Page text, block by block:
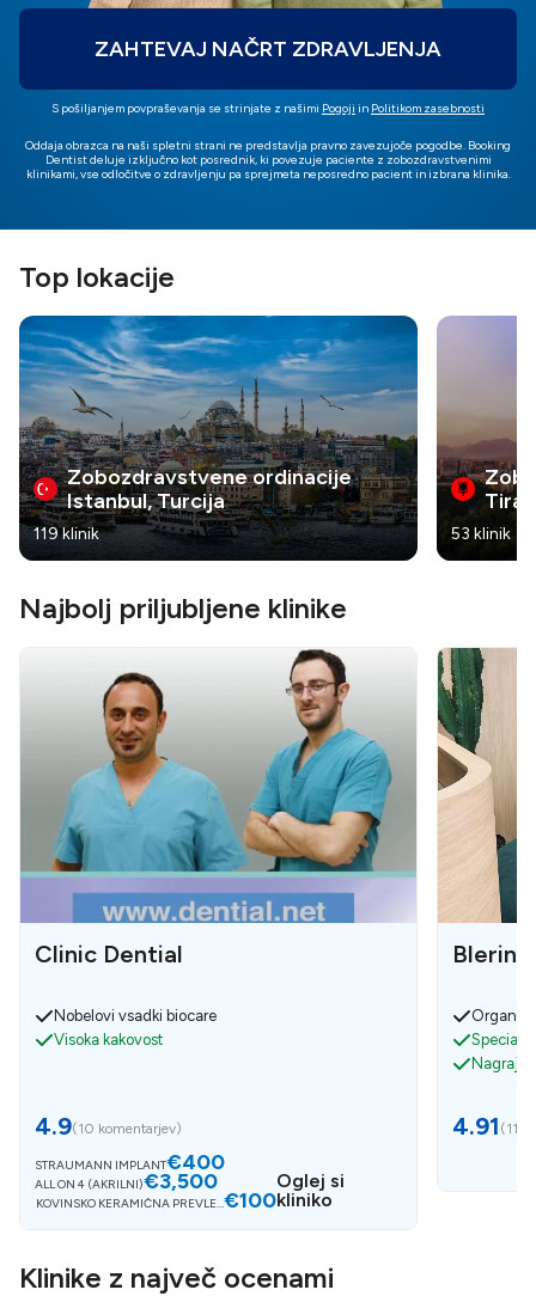
ZAHTEVAJ NAČRT ZDRAVLJENJA
S pošiljanjem povpraševanja se strinjate z našimi Pogoji in Politikom zasebnosti
Oddaja obrazca na naši spletni strani ne predstavlja pravno zavezujoče pogodbe. Booking
Dentist deluje izključno kot posrednik, ki povezuje paciente z zobozdravstvenimi
klinikami, vse odločitve o zdravljenju pa sprejmeta neposredno pacient in izbrana klinika.
Top lokacije
Zobozdravstvene ordinacije
Istanbul, Turcija
119 klinik 53 klinik
Najbolj priljubljene klinike
Clinic Dential
Nobelovi vsadki biocare
Visoka kakovost
4.9(10 komentarjev)
STRAUMANN IMPLANT€400
ALL ON 4 (AKRILNI)€3,500
KOVINSKO KERAMIČNA PREVLEK€100
Oglej si
kliniko
4.91 (11
Klinike z največ ocenami